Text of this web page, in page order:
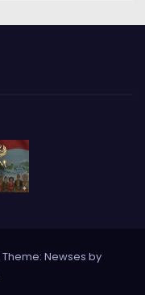
Theme: Newses by